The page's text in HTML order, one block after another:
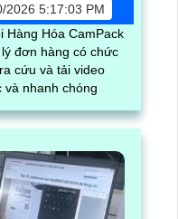
2026 5:17:03 PM
Hàng Hóa CamPack
đơn hàng có chức
cứu và tải video
nhanh chóng